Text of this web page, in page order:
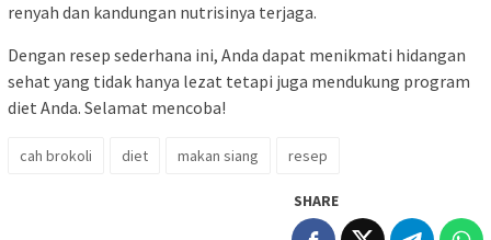
renyah dan kandungan nutrisinya terjaga.
Dengan resep sederhana ini, Anda dapat menikmati hidangan
sehat yang tidak hanya lezat tetapi juga mendukung program
diet Anda. Selamat mencoba!
cah brokoli diet makan siang resep
SHARE